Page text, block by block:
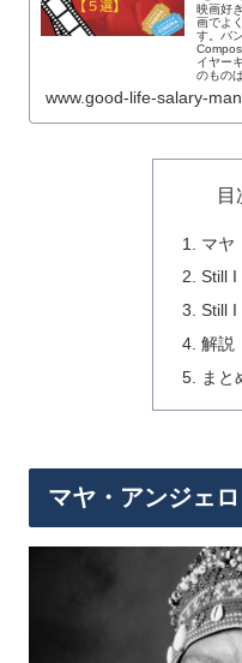
映画好
画でよ
す。バ
イヤー
のもの
www.good-life-salary-
目
マヤ
Still I
Still
解説
まと
マヤ・アンジェ